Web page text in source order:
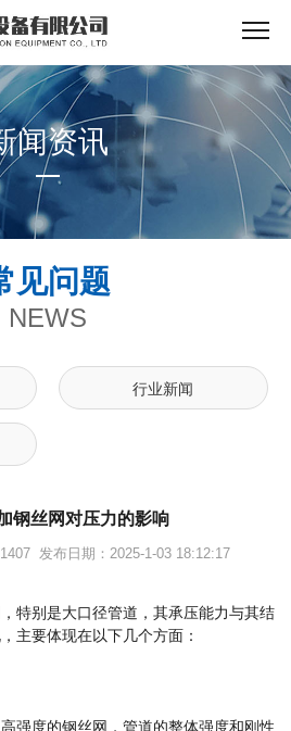
闻资讯
见问题
NEWS
行业新闻
钢丝网对压力的影响
发布日期：2025-1-03 18:12:17
特别是大口径管道，其承压能力与其结
主要体现在以下几个方面：
强度的钢丝网，管道的整体强度和刚性